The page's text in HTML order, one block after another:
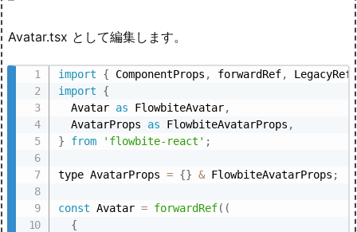
Avatar.tsx として編集します。
import { ComponentProps , forwardRef,
import
{
  Avatar
as FlowbiteAvatar,
  AvatarProps
as FlowbiteAvatarProps ,
}
from 'flowbite-react' ;
type AvatarProps = {} & FlowbiteAvatarProps ;
const Avatar = forwardRef( (
{